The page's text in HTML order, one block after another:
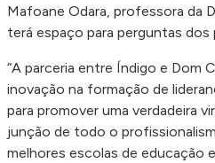
Mafoane Odara, professora da
terá espaço para perguntas dos
“A parceria entre Índigo e Dom
inovação na formação de
para promover uma verdadeira
junção de todo o
melhores escolas de educação